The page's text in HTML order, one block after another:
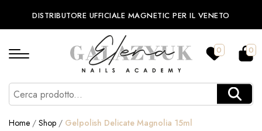
DISTRIBUTORE UFFICIALE MAGNETIC PER IL VENETO
0 0
Home / Shop / Gelpolish Delicate Magnolia 15ml